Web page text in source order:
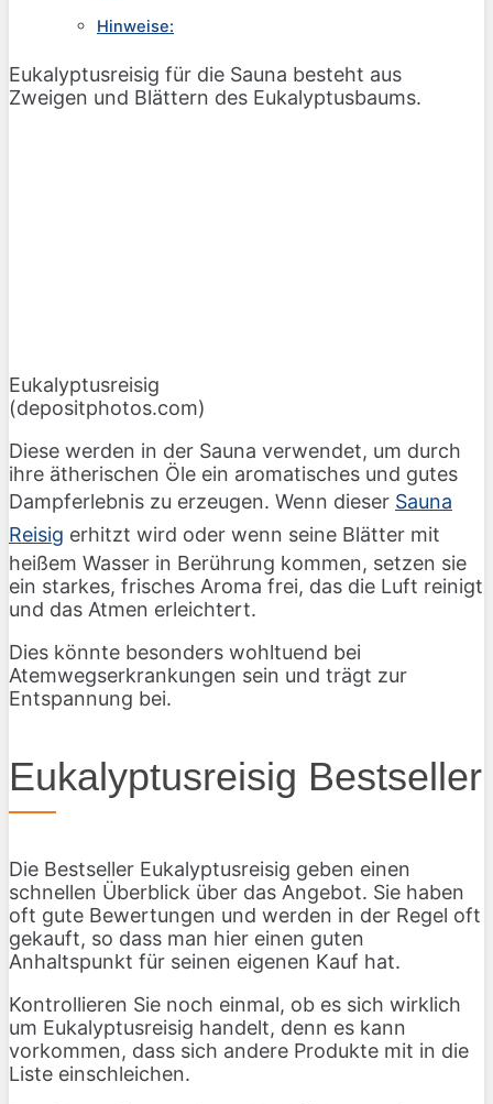
Hinweise:
Eukalyptusreisig für die Sauna besteht aus
Zweigen und Blättern des Eukalyptusbaums.
Eukalyptusreisig
(depositphotos.com)
Diese werden in der Sauna verwendet, um durch
ihre ätherischen Öle ein aromatisches und gutes
Dampferlebnis zu erzeugen. Wenn dieser Sauna
Reisig erhitzt wird oder wenn seine Blätter mit
heißem Wasser in Berührung kommen, setzen sie
ein starkes, frisches Aroma frei, das die Luft reinigt
und das Atmen erleichtert.
Dies könnte besonders wohltuend bei
Atemwegserkrankungen sein und trägt zur
Entspannung bei.
Eukalyptusreisig Bestseller
Die Bestseller Eukalyptusreisig geben einen
schnellen Überblick über das Angebot. Sie haben
oft gute Bewertungen und werden in der Regel oft
gekauft, so dass man hier einen guten
Anhaltspunkt für seinen eigenen Kauf hat.
Kontrollieren Sie noch einmal, ob es sich wirklich
um Eukalyptusreisig handelt, denn es kann
vorkommen, dass sich andere Produkte mit in die
Liste einschleichen.